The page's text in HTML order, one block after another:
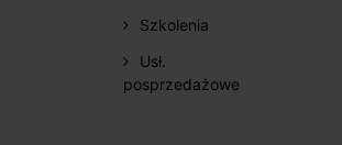
Szkolenia
Usł.
posprzedażowe